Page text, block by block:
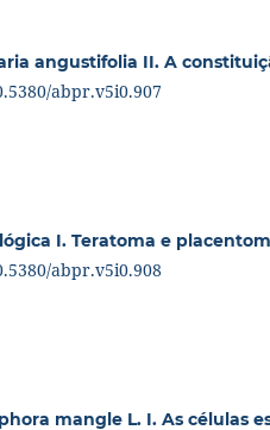
angustifolia II. A
abpr.v5i0.907
I. Teratoma e
abpr.v5i0.908
mangle L. I. As células